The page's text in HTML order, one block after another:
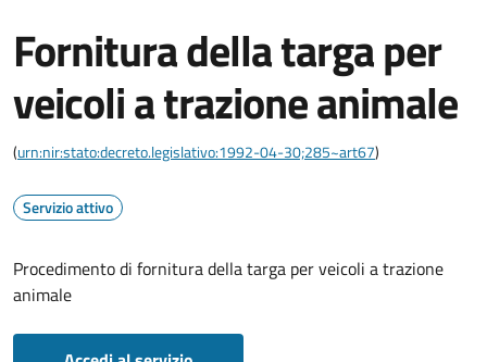
Fornitura della targa per
veicoli a trazione animale
(urn:nir:stato:decreto.legislativo:1992-04-30;285~art67)
Servizio attivo
Procedimento di fornitura della targa per veicoli a trazione
animale